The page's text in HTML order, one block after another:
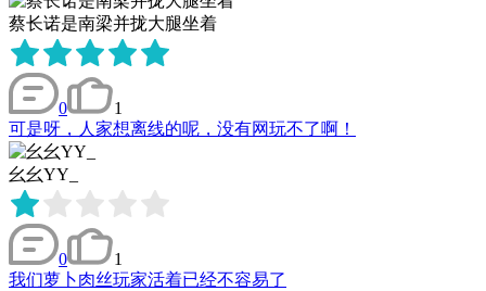
蔡长诺是南梁并拢大腿坐着
0
1
可是呀，人家想离线的呢，没有网玩不了啊！
幺幺YY_
0
1
我们萝卜肉丝玩家活着已经不容易了